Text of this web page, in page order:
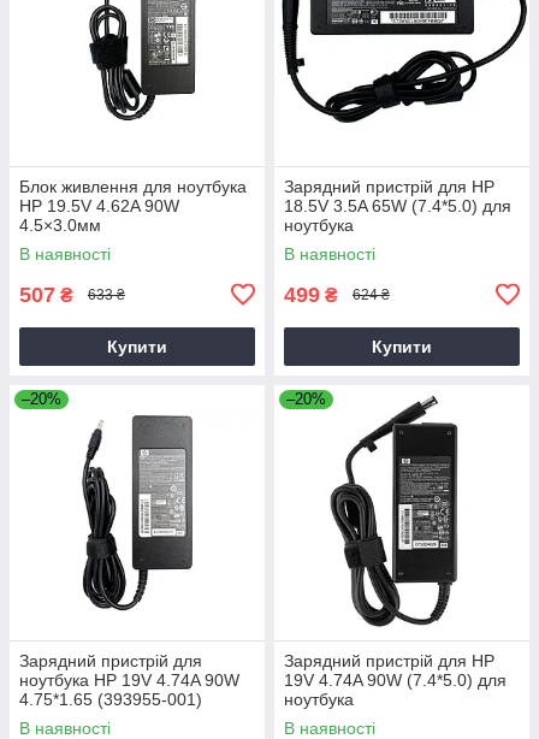
Блок живлення для ноутбука
HP 19.5V 4.62A 90W
4.5×3.0мм
В наявності
507 ₴ 633 ₴
Купити
Зарядний пристрій для HP
18.5V 3.5A 65W (7.4*5.0) для
ноутбука
В наявності
499 ₴ 624 ₴
Купити
–20%
Зарядний пристрій для
ноутбука HP 19V 4.74A 90W
4.75*1.65 (393955-001)
В наявності
–20%
Зарядний пристрій для HP
19V 4.74A 90W (7.4*5.0) для
ноутбука
В наявності